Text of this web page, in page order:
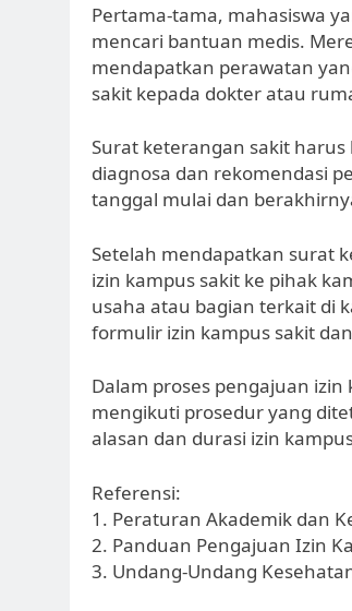
Pertama-tama, mahasiswa
mencari bantuan medis.
mendapatkan perawatan
sakit kepada dokter atau
Surat keterangan sakit
diagnosa dan rekomendasi
tanggal mulai dan
Setelah mendapatkan surat
izin kampus sakit ke pihak
usaha atau bagian terkait di
formulir izin kampus sakit
Dalam proses pengajuan
mengikuti prosedur yang
alasan dan durasi izin
Referensi:
1. Peraturan Akademik dan
2. Panduan Pengajuan Izin
3. Undang-Undang